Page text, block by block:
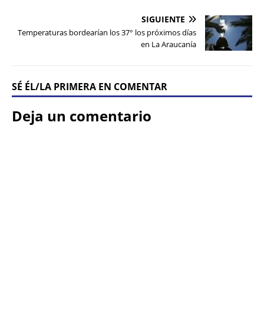
SIGUIENTE
Temperaturas bordearían los 37° los próximos días
en La Araucanía
SÉ ÉL/LA PRIMERA EN COMENTAR
Deja un comentario